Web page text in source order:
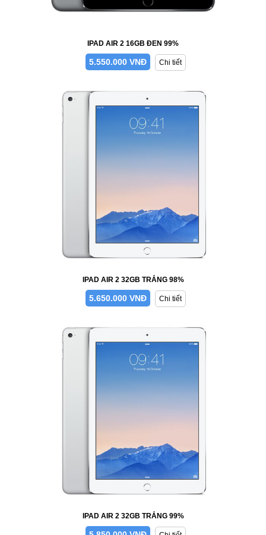
IPAD AIR 2 16GB ĐEN 99%
5.550.000 VNĐ Chi tiết
IPAD AIR 2 32GB TRẮNG 98%
5.650.000 VNĐ Chi tiết
IPAD AIR 2 32GB TRẮNG 99%